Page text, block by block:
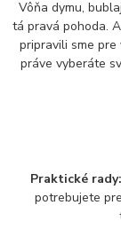
Vôňa dymu,
tá pravá pohoda.
pripravili sme
práve vyberáte
Praktické rady:
potrebujete